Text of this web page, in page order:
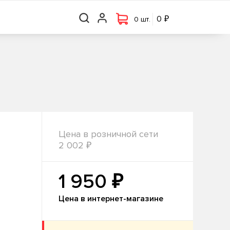
0 шт. 0
0 шт. 0 ₽
Цена в розничной сети
2 002 ₽
1 950 ₽
Цена в интернет-магазине